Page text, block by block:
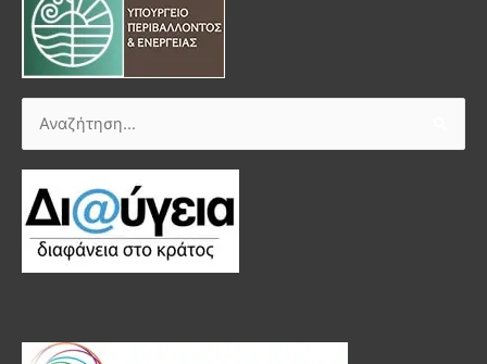
Αναζήτηση